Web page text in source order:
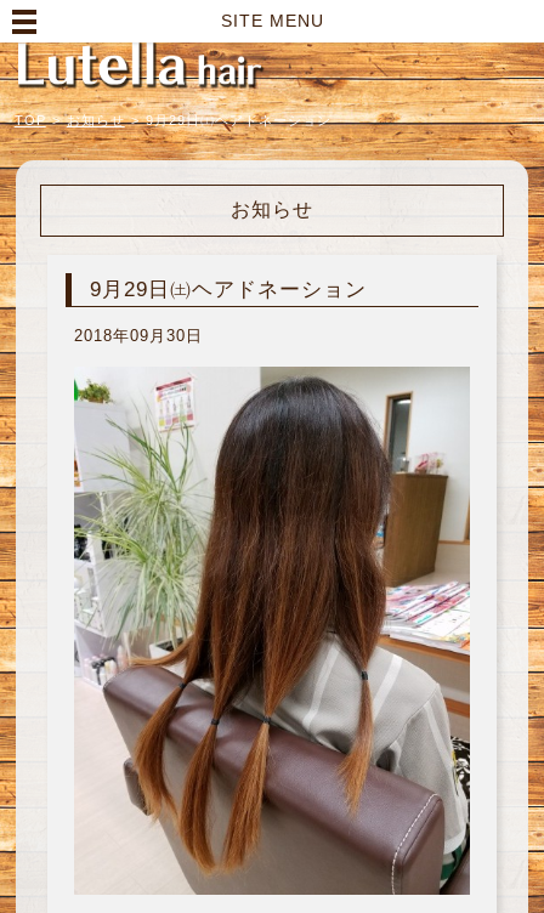
SITE MENU
TOP > お知らせ > 9月29日㈯ヘアドネーション
お知らせ
9月29日㈯ヘアドネーション
2018年09月30日